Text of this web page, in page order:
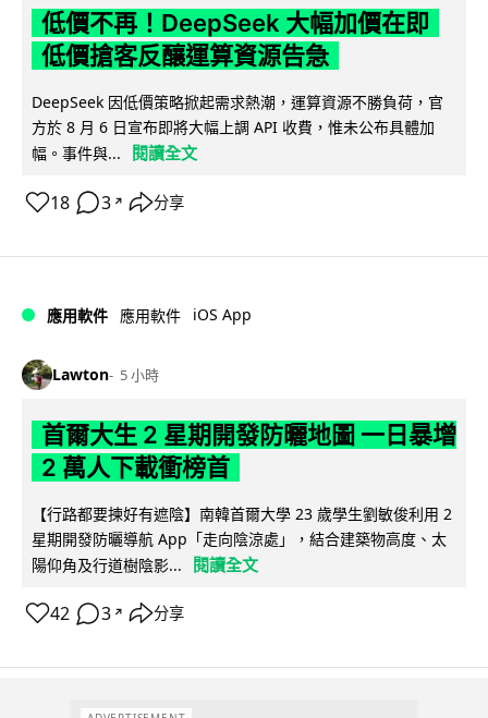
低價不再！DeepSeek 大幅加價在即
低價搶客反釀運算資源告急
DeepSeek 因低價策略掀起需求熱潮，運算資源不勝負荷，官
方於 8 月 6 日宣布即將大幅上調 API 收費，惟未公布具體加
幅。事件與...
閱讀全文
18 3 ↗ 分享
應用軟件 應用軟件 iOS App
Lawton 5 小時
首爾大生 2 星期開發防曬地圖 一日暴增
2 萬人下載衝榜首
【行路都要揀好有遮陰】南韓首爾大學 23 歲學生劉敏俊利用 2
星期開發防曬導航 App「走向陰涼處」，結合建築物高度、太
陽仰角及行道樹陰影...
閱讀全文
42 3 ↗ 分享